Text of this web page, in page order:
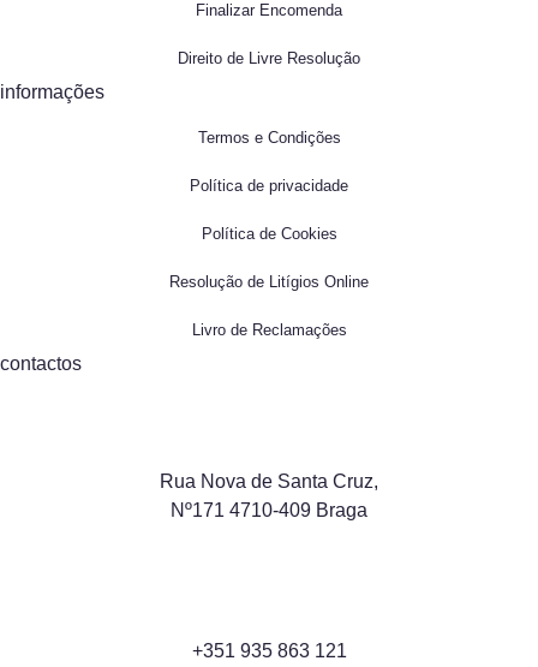
Finalizar Encomenda
Direito de Livre Resolução
informações
Termos e Condições
Política de privacidade
Política de Cookies
Resolução de Litígios Online
Livro de Reclamações
contactos
Rua Nova de Santa Cruz,
Nº171 4710-409 Braga
+351 935 863 121